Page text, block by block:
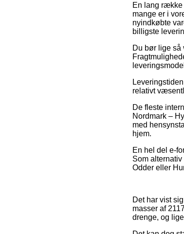
En lang række
mange er i
nyindkøbte
billigste
Du bør lige så
relativt
De fleste
Nordmark –
med
hjem.
En hel del e-
Som
Odder eller
Det har vist
masser af
drenge, og